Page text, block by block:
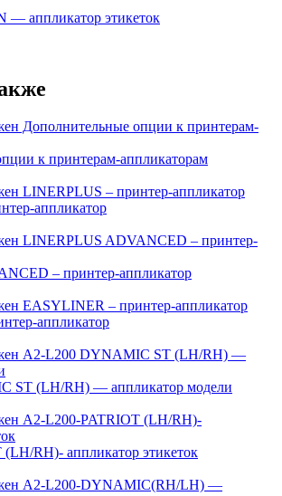
— аппликатор этикеток
к принтерам-аппликаторам
аппликатор
– принтер-аппликатор
аппликатор
ST (LH/RH) — аппликатор модели
RH)- аппликатор этикеток